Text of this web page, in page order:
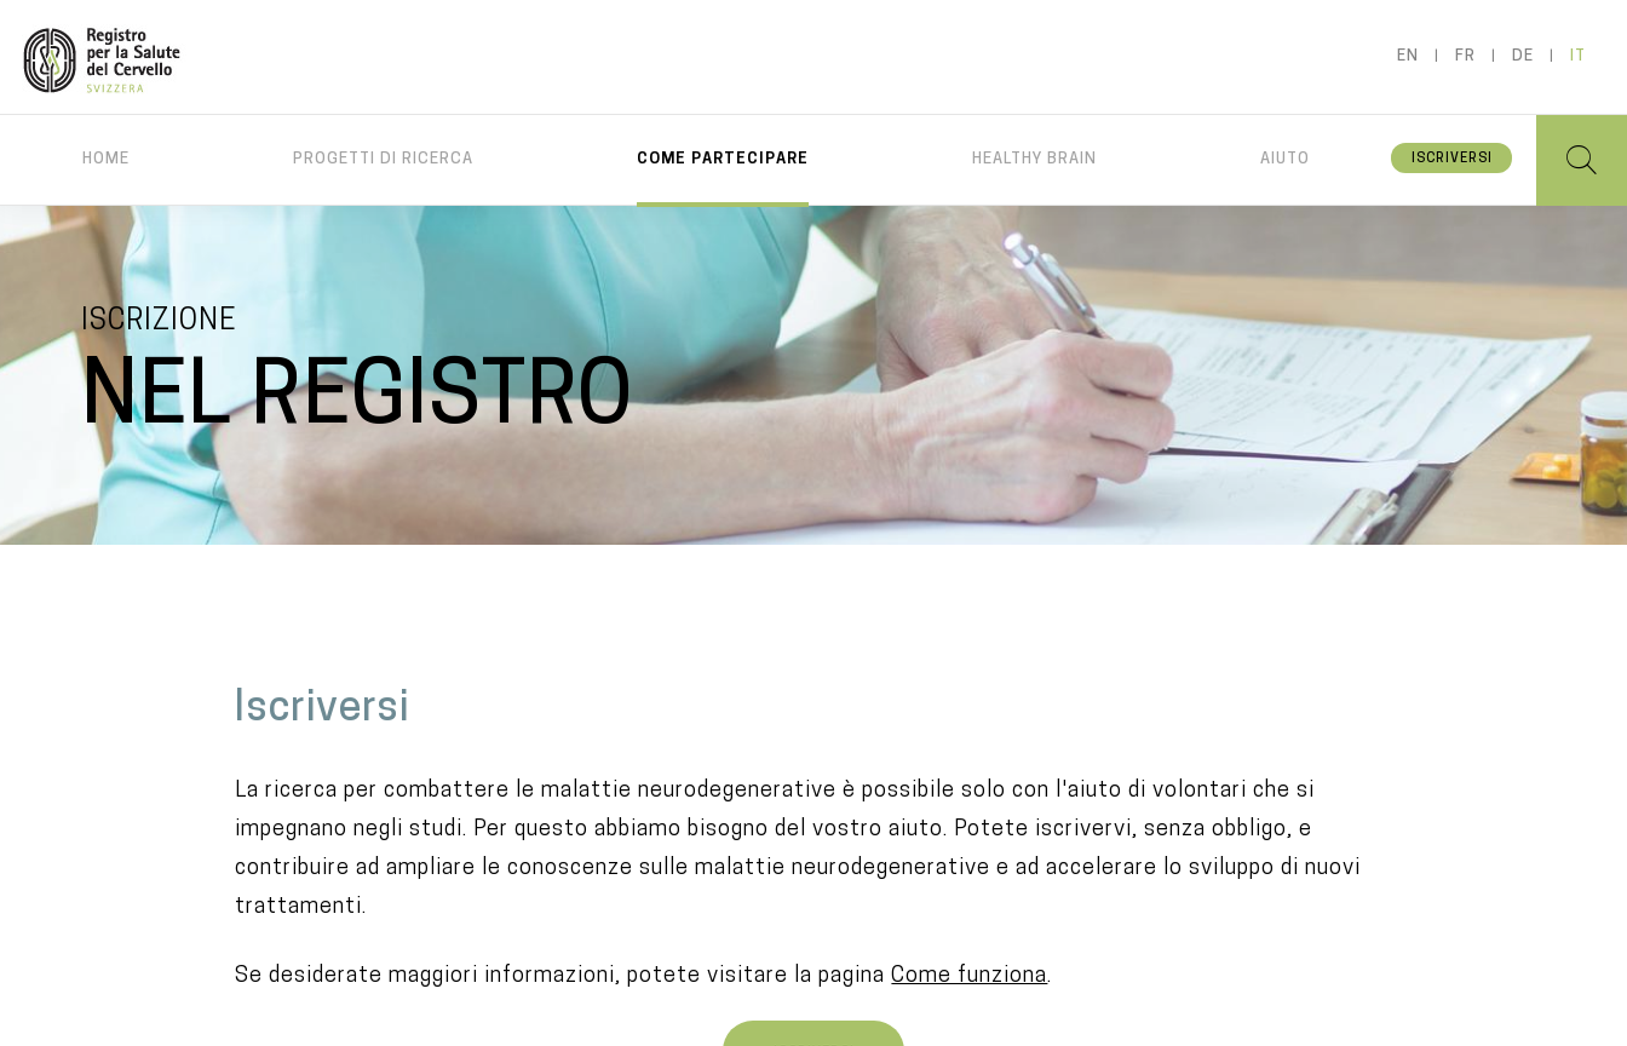
Salta
contenuto
principale
EN FR DE
HOME PROGETTI DI RICERCA COME PARTECIPARE HEALTHY BRAIN AIUTO ISCRIVERSI
ISCRIZIONE
NEL REGISTRO
c
o
n
t
n
Iscriversi
La ricerca per combattere le malattie neurodegenerative è possibile solo con l'aiuto di volontari che si
impegnano negli studi. Per questo abbiamo bisogno del vostro aiuto. Potete iscrivervi, senza obbligo, e
contribuire ad ampliare le conoscenze sulle malattie neurodegenerative e ad accelerare lo sviluppo di nuovi
trattamenti.
Se desiderate maggiori informazioni, potete visitare la paginaCome funziona.